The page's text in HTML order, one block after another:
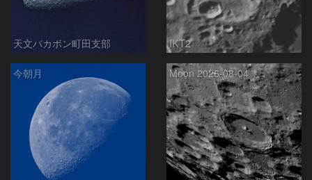
天文バカボン町田支部 IKT2
今朝月 Moon 2026-08-04